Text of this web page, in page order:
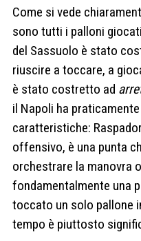
Come si vede
sono tutti i palloni
del Sassuolo è stato
riuscire a toccare, a
è stato costretto ad
il Napoli ha
caratteristiche:
offensivo, è una punta
orchestrare la manovra
fondamentalmente una
toccato un solo pallone
tempo è piuttosto